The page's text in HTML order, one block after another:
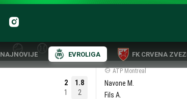
NAJNOVIJE EVROLIGA FK CRVENA
2
1
1.8
2
ATP Montreal
Navone M.
Fils A.